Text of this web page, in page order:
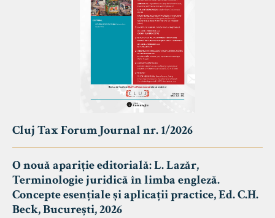
Cluj Tax Forum Journal nr. 1/2026
O nouă apariție editorială: L. Lazăr,
Terminologie juridică în limba engleză.
Concepte esențiale și aplicații practice, Ed. C.H.
Beck, București, 2026